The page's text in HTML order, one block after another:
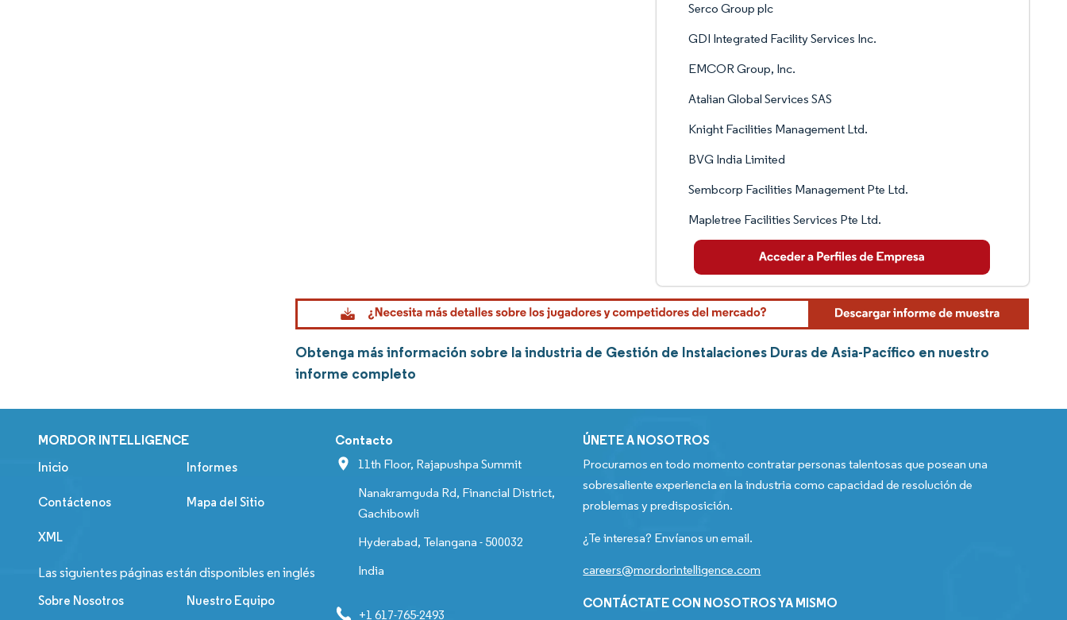
Serco Group plc
GDI Integrated Facility Services Inc.
EMCOR Group, Inc.
Atalian Global Services SAS
Knight Facilities Management Ltd.
BVG India Limited
Sembcorp Facilities Management Pte Ltd.
Mapletree Facilities Services Pte Ltd.
Obtenga más información sobre la industria de Gestión de Instalaciones Duras de Asia-Pacífico en nuestro
informe completo
MORDOR INTELLIGENCE
Inicio Informes
Contáctenos Mapa del Sitio
XML
Las siguientes páginas están disponibles en inglés
Sobre Nosotros Nuestro Equipo
Contacto
11th Floor, Rajapushpa Summit
Nanakramguda Rd, Financial District,
Gachibowli
Hyderabad, Telangana - 500032
India
+1 617-765-2493
ÚNETE A NOSOTROS
Procuramos en todo momento contratar personas talentosas que posean una
sobresaliente experiencia en la industria como capacidad de resolución de
problemas y predisposición.
¿Te interesa? Envíanos un email.
careers@mordorintelligence.com
CONTÁCTATE CON NOSOTROS YA MISMO